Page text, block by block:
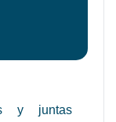
y juntas